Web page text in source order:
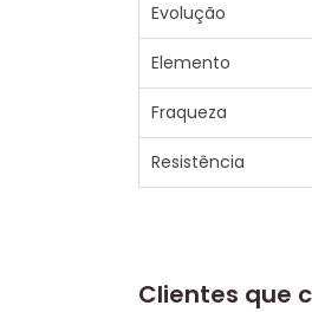
Evolução
Elemento
Fraqueza
Resistência
Clientes que